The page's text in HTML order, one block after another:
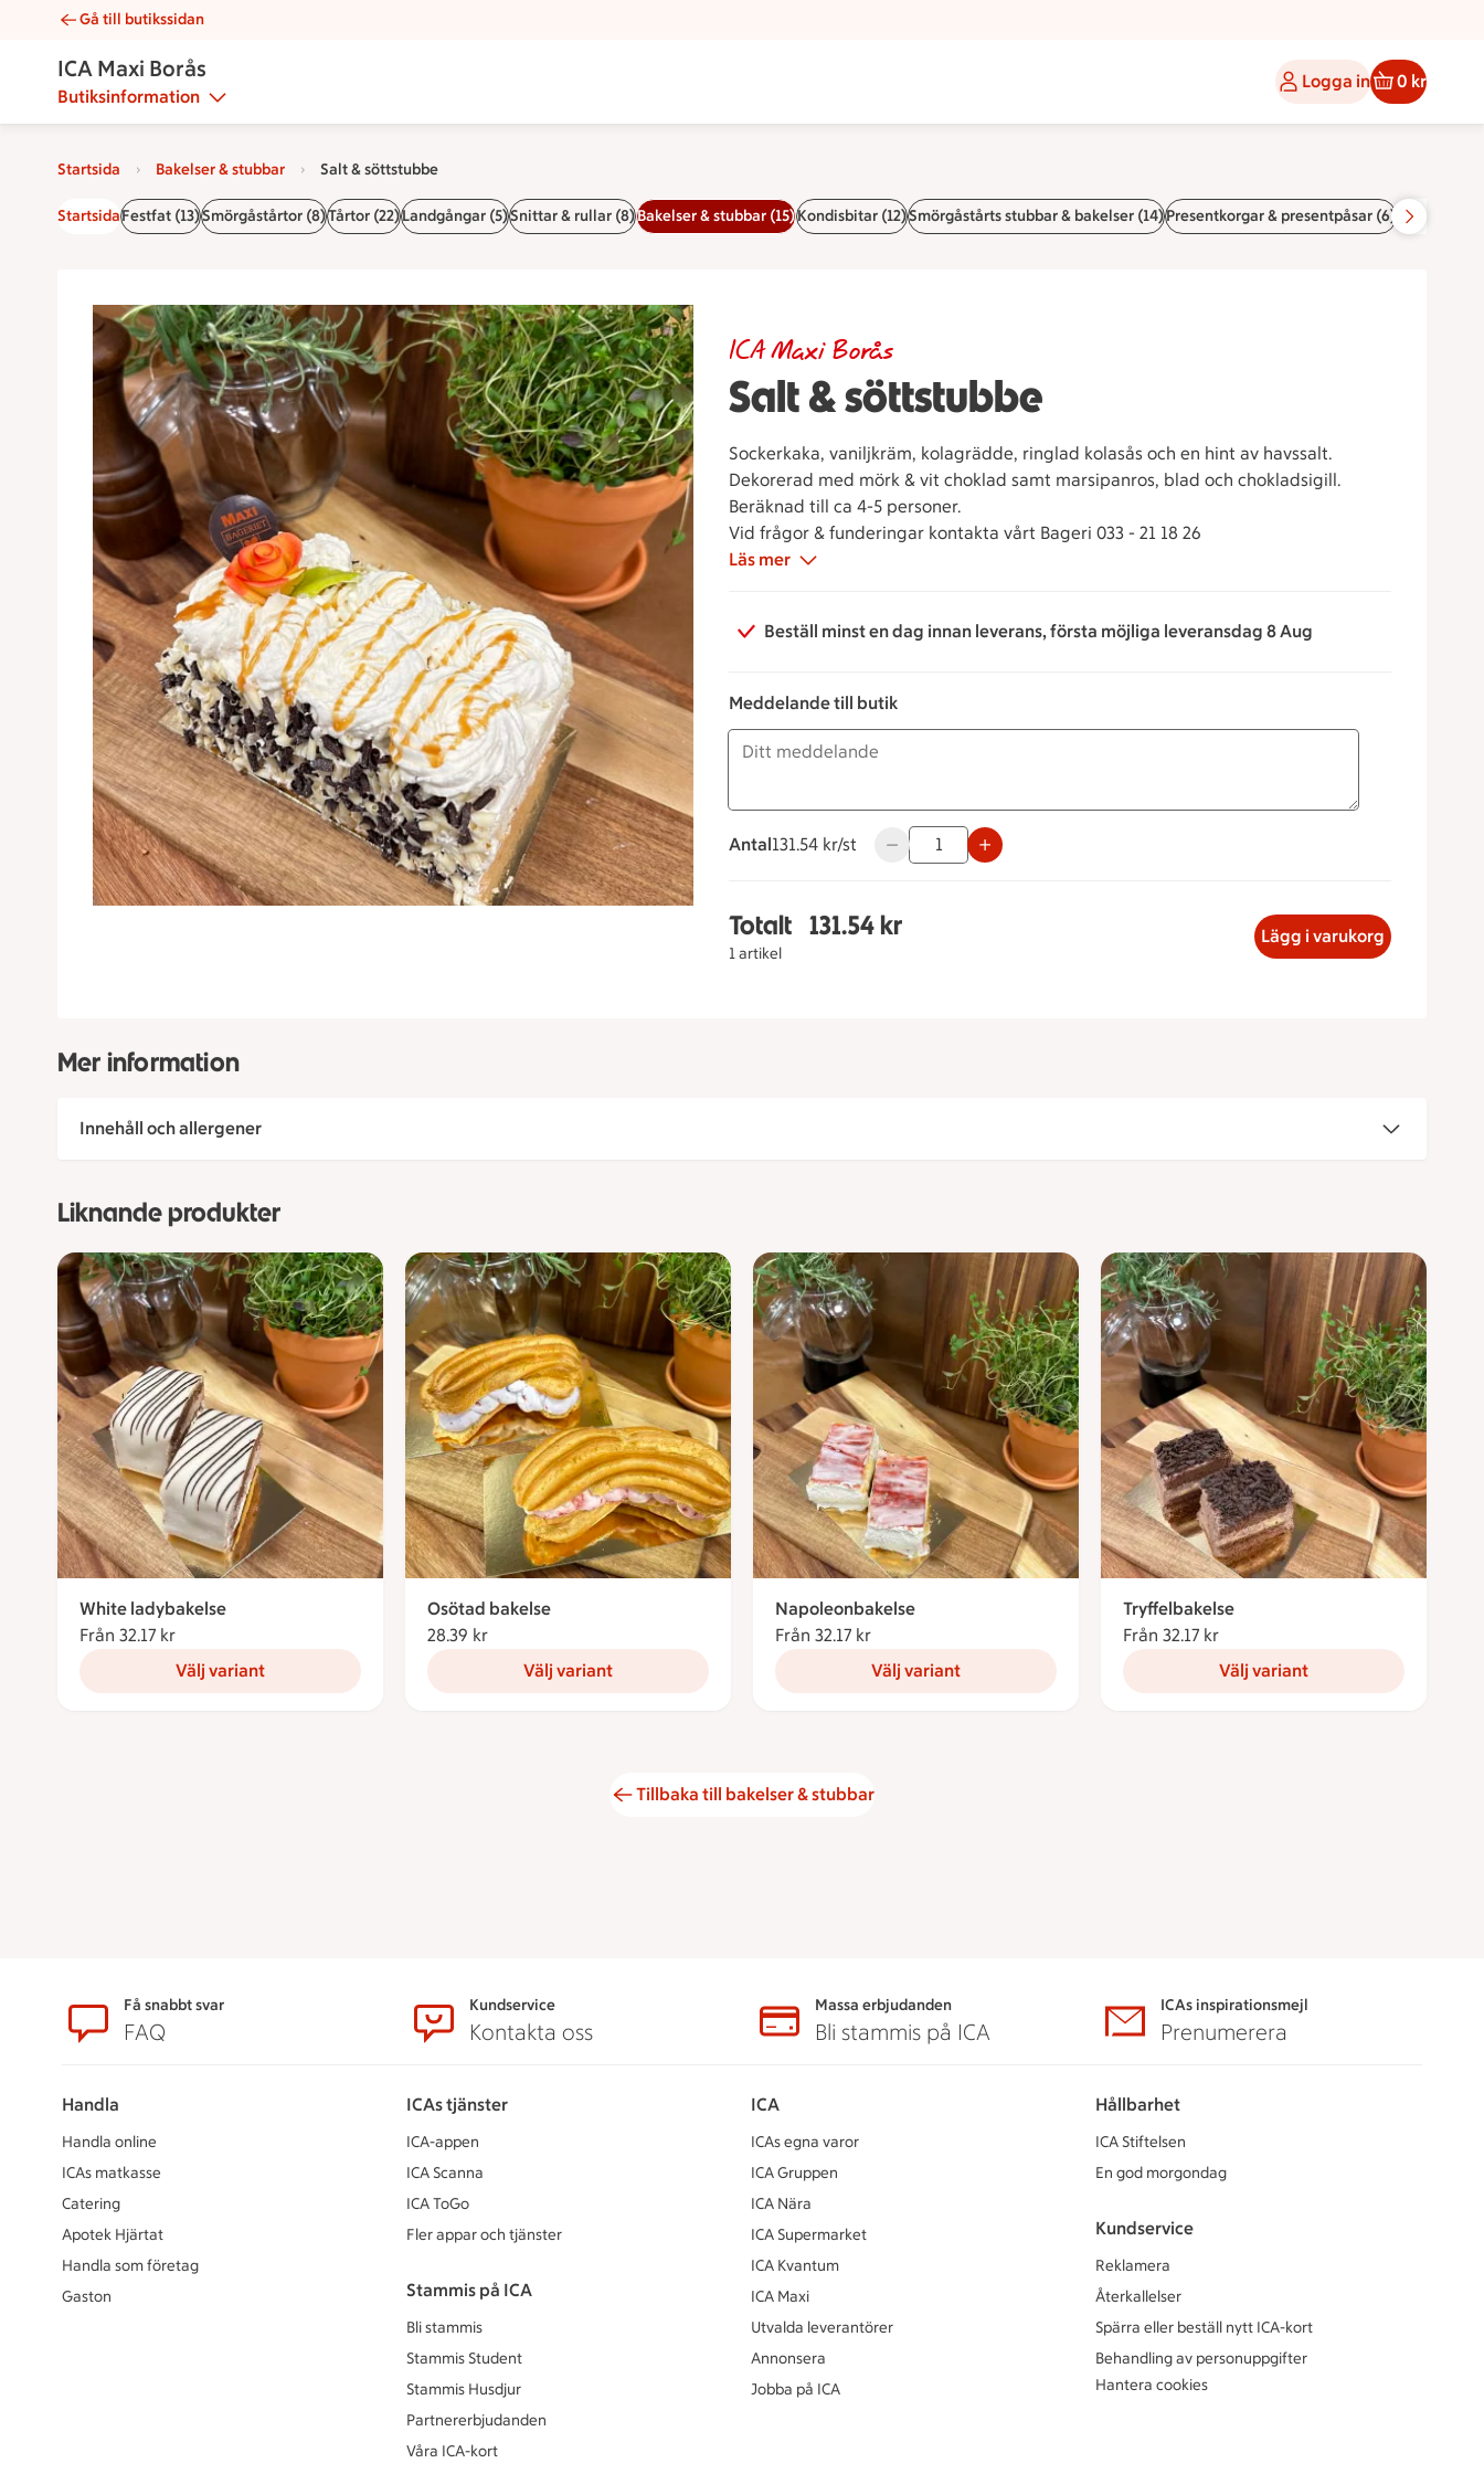
Salt & söttstubbe | Catering ICA Maxi Borås
Gå till butikssidan
ICA Maxi Borås
Butiksinformation
Logga in 0 kr
Startsida Bakelser & stubbar Salt & söttstubbe
StartsidaFestfat (13)Smörgåstårtor (8)Tårtor (22)Landgångar (5)Snittar & rullar (8)Bakelser & stubbar (15)Kondisbitar (12)Smörgåstårts stubbar & bakelser (14)Presentkorgar & presentpåsar (6) Tillbehör
Salt & söttstubbe
ICA Maxi Borås
Sockerkaka, vaniljkräm, kolagrädde, ringlad kolasås och en hint av havssalt.
Dekorerad med mörk & vit choklad samt marsipanros, blad och chokladsigill.
Beräknad till ca 4-5 personer.
Vid frågor & funderingar kontakta vårt Bageri 033 - 21 18 26
Läs mer
Beställ minst en dag innan leverans, första möjliga leveransdag 8 Aug
Meddelande till butik
Antal
131.54 kronor styck
131.54 kr/st Använd knapparna för att minska eller öka värdet, eller ange ett värde
Totalt
1 artikel
Totalt 1 stycken Salt & Söttstubbe, 131.54 kronor
131.54 kr Lägg i varukorg
Mer information
Innehåll och allergener
Liknande produkter
White ladybakelse
Från 32.17 kr
Välj variant
Osötad bakelse
28.39 kr
Välj variant
Napoleonbakelse
Från 32.17 kr
Välj variant
Tryffelbakelse
Från 32.17 kr
Välj variant
Tillbaka till bakelser & stubbar
SidfotFå snabbt svar
FAQ
Kundservice
Kontakta oss
Massa erbjudanden
Bli stammis på ICA
ICAs inspirationsmejl
Prenumerera
Handla
Handla online
ICAs matkasse
Catering
Apotek Hjärtat
Handla som företag
Gaston
ICAs tjänster
ICA-appen
ICA Scanna
ICA ToGo
Fler appar och tjänster
Stammis på ICA
Bli stammis
Stammis Student
Stammis Husdjur
Partnererbjudanden
Våra ICA-kort
ICA
ICAs egna varor
ICA Gruppen
ICA Nära
ICA Supermarket
ICA Kvantum
ICA Maxi
Utvalda leverantörer
Annonsera
Jobba på ICA
Hållbarhet
ICA Stiftelsen
En god morgondag
Kundservice
Reklamera
Återkallelser
Spärra eller beställ nytt ICA-kort
Behandling av personuppgifter
Hantera cookies